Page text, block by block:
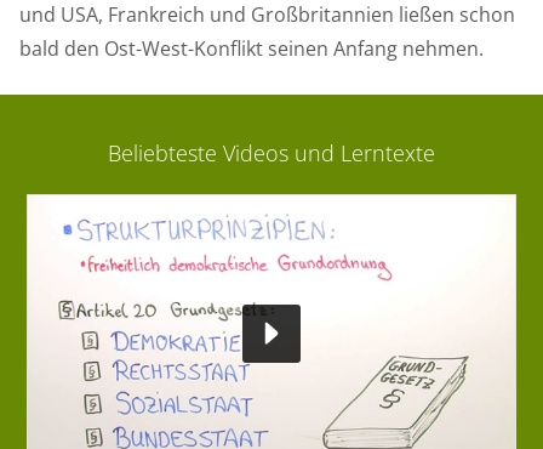
und USA, Frankreich und Großbritannien ließen schon
bald den Ost-West-Konflikt seinen Anfang nehmen.
Beliebteste Videos und Lerntexte